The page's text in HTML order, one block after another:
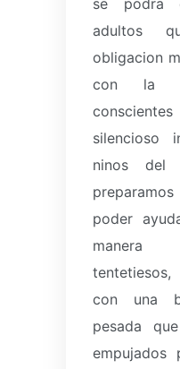
se podra
adultos
obligacion
con la
silencioso
ninos del
poder
manera
con una
pesada
empujados